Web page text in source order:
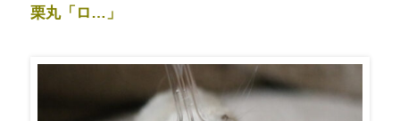
栗丸「ロ…」